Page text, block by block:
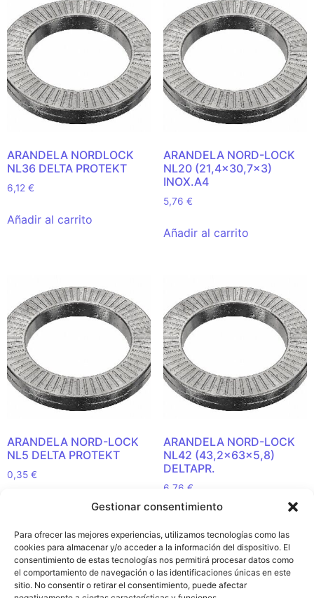
Gestionar consentimiento
Para ofrecer las mejores experiencias, utilizamos tecnologías como las
cookies para almacenar y/o acceder a la información del dispositivo. El
consentimiento de estas tecnologías nos permitirá procesar datos como
el comportamiento de navegación o las identificaciones únicas en este
sitio. No consentir o retirar el consentimiento, puede afectar
ARANDELA NORDLOCK
NL36 DELTA PROTEKT
6,12 €
Añadir al carrito
ARANDELA NORD-LOCK
NL20 (21,4×30,7×3)
INOX.A4
5,76 €
Añadir al carrito
ARANDELA NORD-LOCK
NL5 DELTA PROTEKT
0,35 €
Añadir al carrito
ARANDELA NORD-LOCK
NL42 (43,2x63x5,8)
DELTAPR.
6,76 €
Política de